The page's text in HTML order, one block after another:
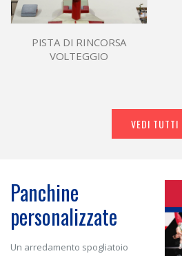
PISTA DI RINCORSA
VOLTEGGIO
VEDI TUTTI
Panchine
personalizzate
Un arredamento spogliatoio